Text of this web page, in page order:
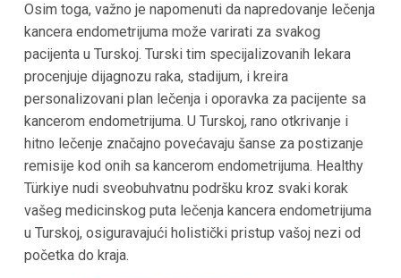
Osim toga, važno je napomenuti da napredovanje lečenja
kancera endometrijuma može varirati za svakog
pacijenta u Turskoj. Turski tim specijalizovanih lekara
procenjuje dijagnozu raka, stadijum, i kreira
personalizovani plan lečenja i oporavka za pacijente sa
kancerom endometrijuma. U Turskoj, rano otkrivanje i
hitno lečenje značajno povećavaju šanse za postizanje
remisije kod onih sa kancerom endometrijuma. Healthy
Türkiye nudi sveobuhvatnu podršku kroz svaki korak
vašeg medicinskog puta lečenja kancera endometrijuma
u Turskoj, osiguravajući holistički pristup vašoj nezi od
početka do kraja.